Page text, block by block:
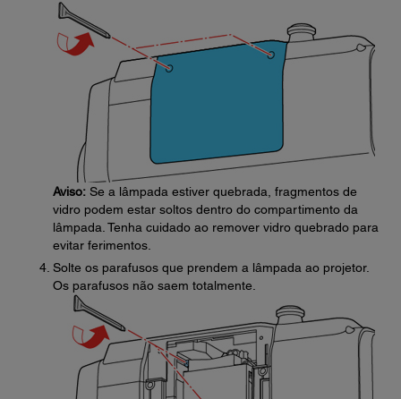
Aviso: Se a lâmpada estiver quebrada, fragmentos de
vidro podem estar soltos dentro do compartimento da
lâmpada. Tenha cuidado ao remover vidro quebrado para
evitar ferimentos.
Solte os parafusos que prendem a lâmpada ao projetor.
Os parafusos não saem totalmente.